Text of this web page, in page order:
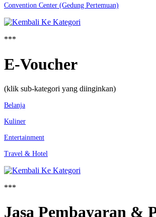
Convention Center (Gedung Pertemuan)
***
E-Voucher
(klik sub-kategori yang diinginkan)
Belanja
Kuliner
Entertainment
Travel & Hotel
***
Jasa Pembayaran &